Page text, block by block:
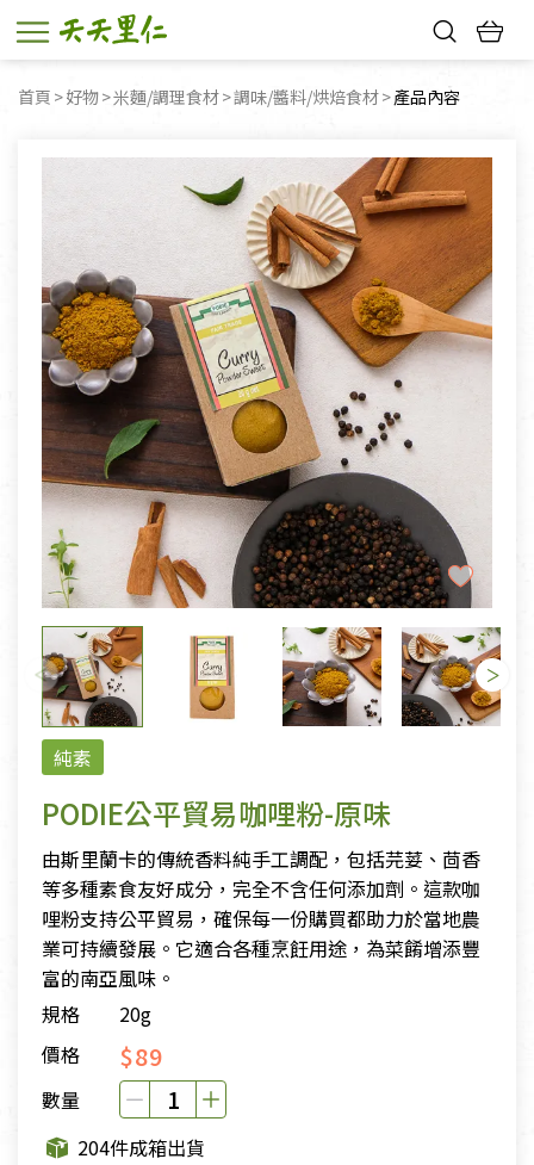
首頁 好物 米麵/調理食材 調味/醬料/烘焙食材 目前頁面：
產品內容
純素
PODIE公平貿易咖哩粉-原味
由斯里蘭卡的傳統香料純手工調配，包括芫荽、茴香
等多種素食友好成分，完全不含任何添加劑。這款咖
哩粉支持公平貿易，確保每一份購買都助力於當地農
業可持續發展。它適合各種烹飪用途，為菜餚增添豐
富的南亞風味。
規格
20g
價格
$89
數量
204件成箱出貨